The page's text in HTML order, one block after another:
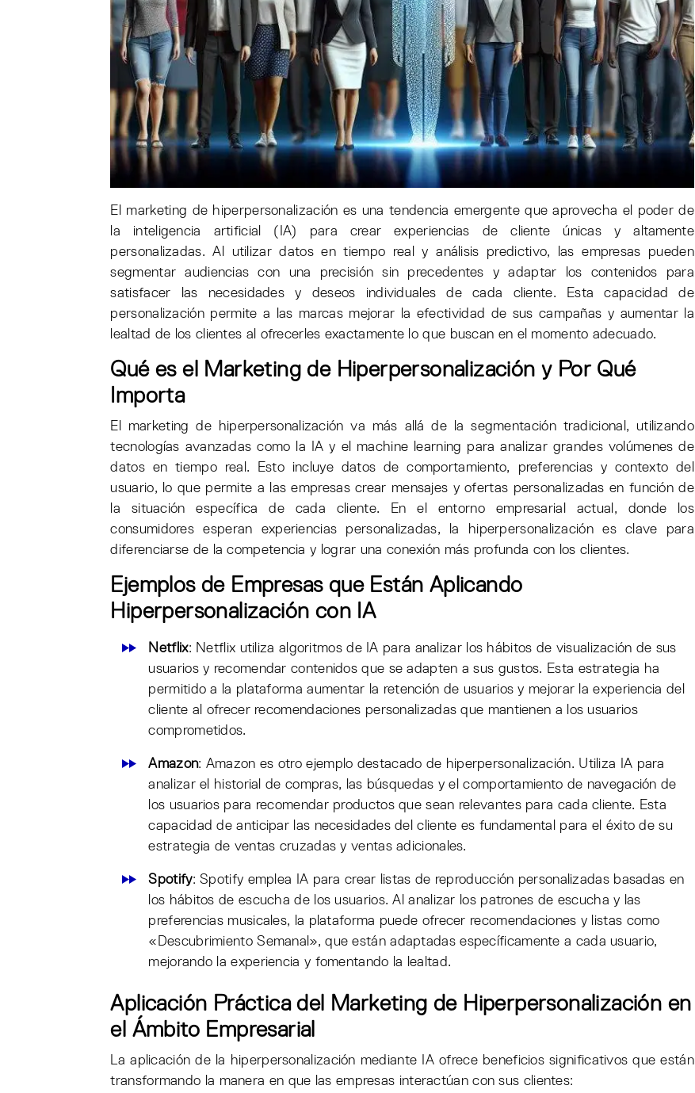
El marketing de hiperpersonalización es una tendencia emergente que aprovecha el poder de
la inteligencia artificial (IA) para crear experiencias de cliente únicas y altamente
personalizadas. Al utilizar datos en tiempo real y análisis predictivo, las empresas pueden
segmentar audiencias con una precisión sin precedentes y adaptar los contenidos para
satisfacer las necesidades y deseos individuales de cada cliente. Esta capacidad de
personalización permite a las marcas mejorar la efectividad de sus campañas y aumentar la
lealtad de los clientes al ofrecerles exactamente lo que buscan en el momento adecuado.
Qué es el Marketing de Hiperpersonalización y Por Qué
Importa
El marketing de hiperpersonalización va más allá de la segmentación tradicional, utilizando
tecnologías avanzadas como la IA y el machine learning para analizar grandes volúmenes de
datos en tiempo real. Esto incluye datos de comportamiento, preferencias y contexto del
usuario, lo que permite a las empresas crear mensajes y ofertas personalizadas en función de
la situación específica de cada cliente. En el entorno empresarial actual, donde los
consumidores esperan experiencias personalizadas, la hiperpersonalización es clave para
diferenciarse de la competencia y lograr una conexión más profunda con los clientes.
Ejemplos de Empresas que Están Aplicando
Hiperpersonalización con IA
Netflix: Netflix utiliza algoritmos de IA para analizar los hábitos de visualización de sus
usuarios y recomendar contenidos que se adapten a sus gustos. Esta estrategia ha
permitido a la plataforma aumentar la retención de usuarios y mejorar la experiencia del
cliente al ofrecer recomendaciones personalizadas que mantienen a los usuarios
comprometidos.
Amazon: Amazon es otro ejemplo destacado de hiperpersonalización. Utiliza IA para
analizar el historial de compras, las búsquedas y el comportamiento de navegación de
los usuarios para recomendar productos que sean relevantes para cada cliente. Esta
capacidad de anticipar las necesidades del cliente es fundamental para el éxito de su
estrategia de ventas cruzadas y ventas adicionales.
Spotify: Spotify emplea IA para crear listas de reproducción personalizadas basadas en
los hábitos de escucha de los usuarios. Al analizar los patrones de escucha y las
preferencias musicales, la plataforma puede ofrecer recomendaciones y listas como
«Descubrimiento Semanal», que están adaptadas específicamente a cada usuario,
mejorando la experiencia y fomentando la lealtad.
Aplicación Práctica del Marketing de Hiperpersonalización en
el Ámbito Empresarial
La aplicación de la hiperpersonalización mediante IA ofrece beneficios significativos que están
transformando la manera en que las empresas interactúan con sus clientes: